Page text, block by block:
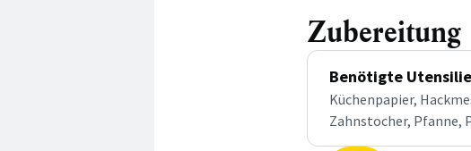
Zubereitung
Benötigte
Küchenpapier,
Zahnstocher, Pfanne,